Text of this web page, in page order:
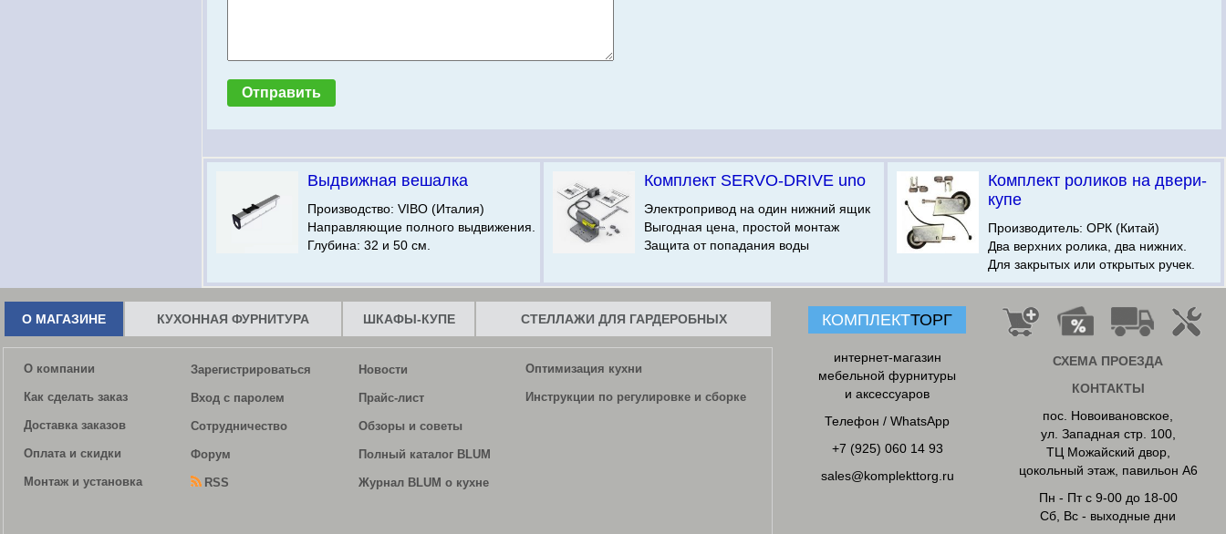
Выдвижная вешалка
Производство: VIBO (Италия)
Направляющие полного выдвижения.
Глубина: 32 и 50 см.
Комплект SERVO-DRIVE uno
Электропривод на один нижний ящик
Выгодная цена, простой монтаж
Защита от попадания воды
Комплект роликов на двери-
купе
Производитель: ОРК (Китай)
Два верхних ролика, два нижних.
Для закрытых или открытых ручек.
О МАГАЗИНЕ КУХОННАЯ ФУРНИТУРА ШКАФЫ-КУПЕ СТЕЛЛАЖИ ДЛЯ ГАРДЕРОБНЫХ
О компании
Как сделать заказ
Доставка заказов
Оплата и скидки
Монтаж и установка
Зарегистрироваться
Вход с паролем
Сотрудничество
Форум
RSS
Новости
Прайс-лист
Обзоры и советы
Полный каталог BLUM
Журнал BLUM о кухне
Оптимизация кухни
Инструкции по регулировке и сборке
КОМПЛЕКТТОРГ
интернет-магазин
мебельной фурнитуры
и аксессуаров
Телефон / WhatsApp
+7 (925) 060 14 93
sales@komplekttorg.ru
СХЕМА ПРОЕЗДА
КОНТАКТЫ
пос. Новоивановское
ул. Западная стр. 100,
ТЦ Можайский двор,
цокольный этаж, павильон А6
Пн - Пт с 9-00 до 18-00
Сб, Вс - выходные дни